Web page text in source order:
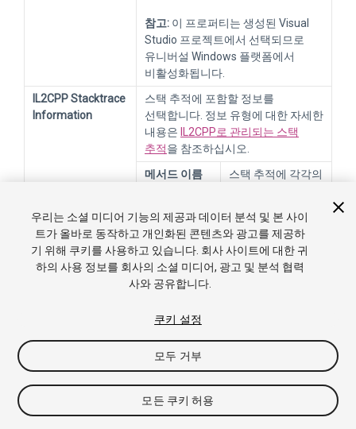
참고: 이 프로퍼티는 생성된 Visual
Studio 프로젝트에서 선택되므로
유니버설 Windows 플랫폼에서
비활성화됩니다.
IL2CPP Stacktrace
Information
스택 추적에 포함할 정보를
선택합니다. 정보 유형에 대한 자세한
내용은
IL2CPP로 관리되는 스택
추적을 참조하십시오.
메서드 이름
스택 추적에 각각의
Method
Name, File
Name, and
Line Number
스택 추적에 각각의
관리되는 메서드와
파일 및 줄 번호
모두 늘릴 수
우리는 소셜 미디어 기능의 제공과 데이터 분석 및 본 사이
트가 올바로 동작하고 개인화된 콘텐츠와 광고를 제공하
기 위해 쿠키를 사용하고 있습니다. 회사 사이트에 대한 귀
하의 사용 정보를 회사의 소셜 미디어, 광고 및 분석 협력
사와 공유합니다.
쿠키 설정
모두 거부
모든 쿠키 허용